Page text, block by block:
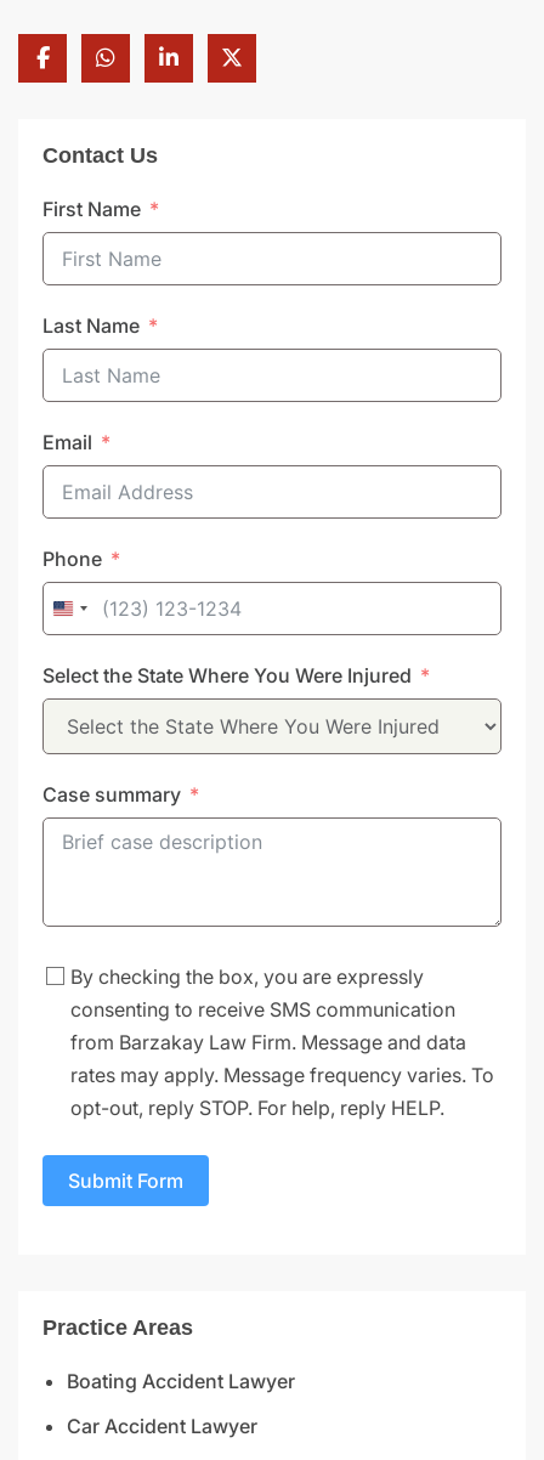
Contact Us
First Name
Last Name
Email
Phone
United
+1
Select the State Where You Were Injured
Case summary
By checking the box, you are expressly
consenting to receive SMS communication
from Barzakay Law Firm. Message and data
rates may apply. Message frequency varies. To
opt-out, reply STOP. For help, reply HELP.
Submit Form
Practice Areas
Boating Accident Lawyer
Car Accident Lawyer